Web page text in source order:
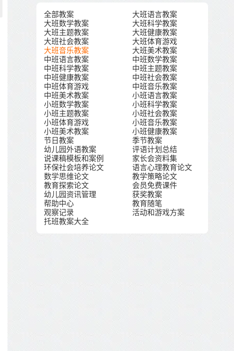
全部教案
大班语言教案
大班数学教案
大班科学教案
大班主题教案
大班健康教案
大班社会教案
大班体育游戏
大班音乐教案
大班美术教案
中班语言教案
中班数学教案
中班科学教案
中班主题教案
中班健康教案
中班社会教案
中班体育游戏
中班音乐教案
中班美术教案
小班语言教案
小班数学教案
小班科学教案
小班主题教案
小班社会教案
小班体育游戏
小班音乐教案
小班美术教案
小班健康教案
节日教案
季节教案
幼儿园外语教案
评语计划总结
说课稿模板和案例
家长会资料集
环保社会培养论文
语言心理教育论文
数学思维论文
教学策略论文
教育探索论文
会员免费课件
幼儿园资讯管理
获奖教案
帮助中心
教育随笔
观察记录
活动和游戏方案
托班教案大全